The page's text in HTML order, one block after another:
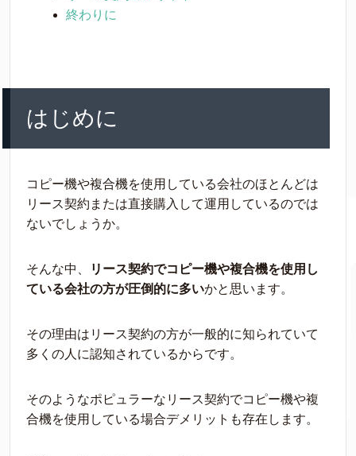
終わりに
はじめに
コピー機や複合機を使用している会社のほとんどは
リース契約または直接購入して運用しているのでは
ないでしょうか。
そんな中、
リース契約でコピー機や複合機を使用し
ている会社の方が圧倒的に多いかと思います。
その理由はリース契約の方が一般的に知られていて
多くの人に認知されているからです。
そのようなポピュラーなリース契約でコピー機や複
合機を使用している場合デメリットも存在します。